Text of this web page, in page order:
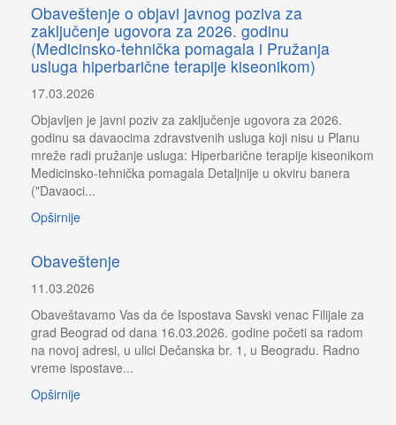
Obaveštenje o objavi javnog poziva za
zaključenje ugovora za 2026. godinu
(Medicinsko-tehnička pomagala i Pružanja
usluga hiperbarične terapije kiseonikom)
17.03.2026
Objavljen je javni poziv za zaključenje ugovora za 2026.
godinu sa davaocima zdravstvenih usluga koji nisu u Planu
mreže radi pružanje usluga: Hiperbarične terapije kiseonikom
Medicinsko-tehnička pomagala Detaljnije u okviru banera
("Davaoci...
Opširnije
Obaveštenje
11.03.2026
Obaveštavamo Vas da će Ispostava Savski venac Filijale za
grad Beograd od dana 16.03.2026. godine početi sa radom
na novoj adresi, u ulici Dečanska br. 1, u Beogradu. Radno
vreme ispostave...
Opširnije